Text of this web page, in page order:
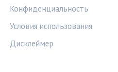
Конфиденциальность
Условия использования
Дисклеймер